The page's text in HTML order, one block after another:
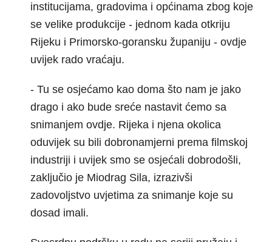
institucijama, gradovima i općinama zbog koje
se velike produkcije - jednom kada otkriju
Rijeku i Primorsko-goransku županiju - ovdje
uvijek rado vraćaju.
- Tu se osjećamo kao doma što nam je jako
drago i ako bude sreće nastavit ćemo sa
snimanjem ovdje. Rijeka i njena okolica
oduvijek su bili dobronamjerni prema filmskoj
industriji i uvijek smo se osjećali dobrodošli,
zaključio je Miodrag Sila, izrazivši
zadovoljstvo uvjetima za snimanje koje su
dosad imali.